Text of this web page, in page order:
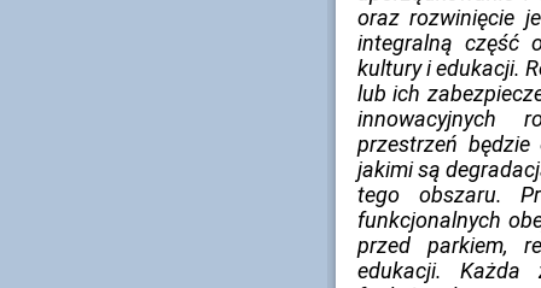
oraz rozwinięcie
integralną część
kultury i edukacji.
lub ich
innowacyjnych
przestrzeń
jakimi są
tego obszaru.
funkcjonalnych
przed parkiem,
edukacji. Każda